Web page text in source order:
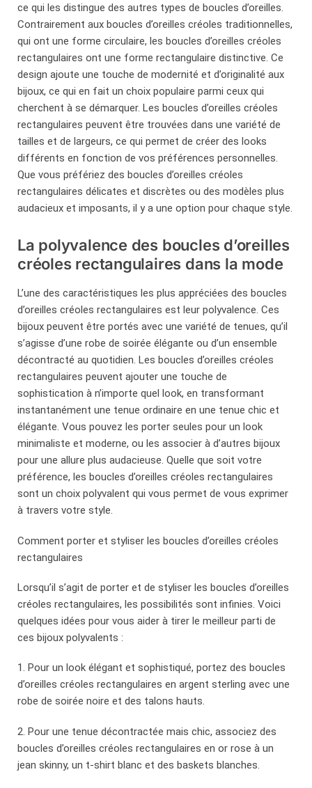
ce qui les distingue des autres types de boucles d’oreilles.
Contrairement aux boucles d’oreilles créoles traditionnelles,
qui ont une forme circulaire, les boucles d’oreilles créoles
rectangulaires ont une forme rectangulaire distinctive. Ce
design ajoute une touche de modernité et d’originalité aux
bijoux, ce qui en fait un choix populaire parmi ceux qui
cherchent à se démarquer. Les boucles d’oreilles créoles
rectangulaires peuvent être trouvées dans une variété de
tailles et de largeurs, ce qui permet de créer des looks
différents en fonction de vos préférences personnelles.
Que vous préfériez des boucles d’oreilles créoles
rectangulaires délicates et discrètes ou des modèles plus
audacieux et imposants, il y a une option pour chaque style.
La polyvalence des boucles d’oreilles
créoles rectangulaires dans la mode
L’une des caractéristiques les plus appréciées des boucles
d’oreilles créoles rectangulaires est leur polyvalence. Ces
bijoux peuvent être portés avec une variété de tenues, qu’il
s’agisse d’une robe de soirée élégante ou d’un ensemble
décontracté au quotidien. Les boucles d’oreilles créoles
rectangulaires peuvent ajouter une touche de
sophistication à n’importe quel look, en transformant
instantanément une tenue ordinaire en une tenue chic et
élégante. Vous pouvez les porter seules pour un look
minimaliste et moderne, ou les associer à d’autres bijoux
pour une allure plus audacieuse. Quelle que soit votre
préférence, les boucles d’oreilles créoles rectangulaires
sont un choix polyvalent qui vous permet de vous exprimer
à travers votre style.
Comment porter et styliser les boucles d’oreilles créoles
rectangulaires
Lorsqu’il s’agit de porter et de styliser les boucles d’oreilles
créoles rectangulaires, les possibilités sont infinies. Voici
quelques idées pour vous aider à tirer le meilleur parti de
ces bijoux polyvalents :
1. Pour un look élégant et sophistiqué, portez des boucles
d’oreilles créoles rectangulaires en argent sterling avec une
robe de soirée noire et des talons hauts.
2. Pour une tenue décontractée mais chic, associez des
boucles d’oreilles créoles rectangulaires en or rose à un
jean skinny, un t-shirt blanc et des baskets blanches.